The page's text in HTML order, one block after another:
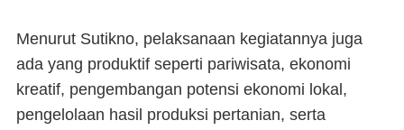
Menurut Sutikno, pelaksanaan kegiatannya juga
ada yang produktif seperti pariwisata, ekonomi
kreatif, pengembangan potensi ekonomi lokal,
pengelolaan hasil produksi pertanian, serta